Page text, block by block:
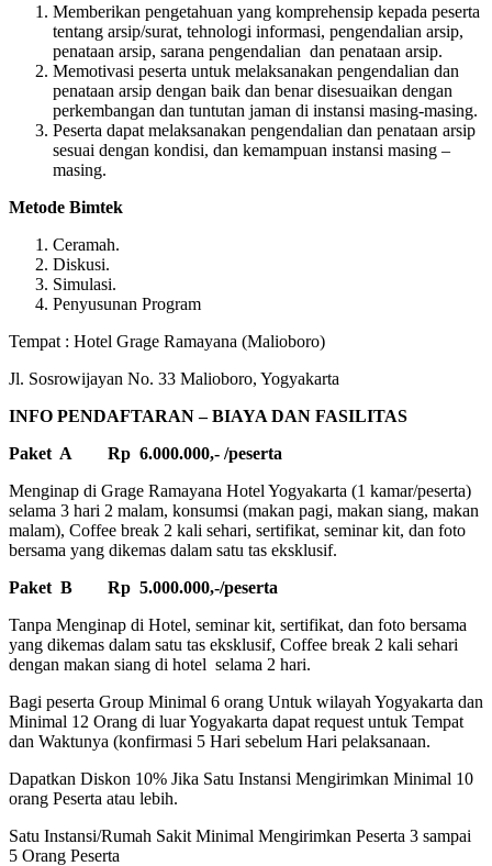
Memberikan pengetahuan yang komprehensip kepada peserta
tentang arsip/surat, tehnologi informasi, pengendalian arsip,
penataan arsip, sarana pengendalian dan penataan arsip.
Memotivasi peserta untuk melaksanakan pengendalian dan
penataan arsip dengan baik dan benar disesuaikan dengan
perkembangan dan tuntutan jaman di instansi masing-masing.
Peserta dapat melaksanakan pengendalian dan penataan arsip
sesuai dengan kondisi, dan kemampuan instansi masing –
masing.
Metode Bimtek
Ceramah.
Diskusi.
Simulasi.
Penyusunan Program
Tempat : Hotel Grage Ramayana (Malioboro)
Jl. Sosrowijayan No. 33 Malioboro, Yogyakarta
INFO PENDAFTARAN – BIAYA DAN FASILITAS
Paket A Rp 6.000.000,- /peserta
Menginap di Grage Ramayana Hotel Yogyakarta (1 kamar/peserta)
selama 3 hari 2 malam, konsumsi (makan pagi, makan siang, makan
malam), Coffee break 2 kali sehari, sertifikat, seminar kit, dan foto
bersama yang dikemas dalam satu tas eksklusif.
Paket B Rp 5.000.000,-/peserta
Tanpa Menginap di Hotel, seminar kit, sertifikat, dan foto bersama
yang dikemas dalam satu tas eksklusif, Coffee break 2 kali sehari
dengan makan siang di hotel selama 2 hari.
Bagi peserta Group Minimal 6 orang Untuk wilayah Yogyakarta dan
Minimal 12 Orang di luar Yogyakarta dapat request untuk Tempat
dan Waktunya (konfirmasi 5 Hari sebelum Hari pelaksanaan.
Dapatkan Diskon 10% Jika Satu Instansi Mengirimkan Minimal 10
orang Peserta atau lebih.
Satu Instansi/Rumah Sakit Minimal Mengirimkan Peserta 3 sampai
5 Orang Peserta